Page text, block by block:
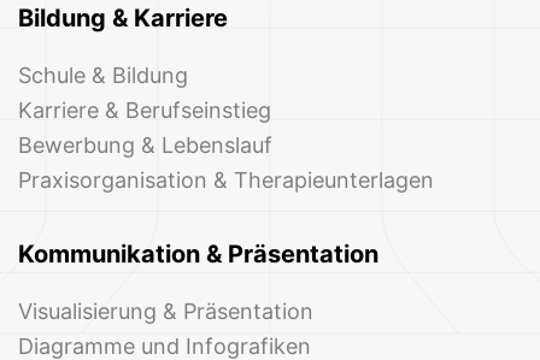
Bildung & Karriere
Schule & Bildung
Karriere & Berufseinstieg
Bewerbung & Lebenslauf
Praxisorganisation & Therapieunterlagen
Kommunikation & Präsentation
Visualisierung & Präsentation
Diagramme und Infografiken